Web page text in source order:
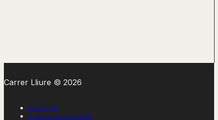
Carrer Lliure © 2026
Avís legal
Política de privacitat